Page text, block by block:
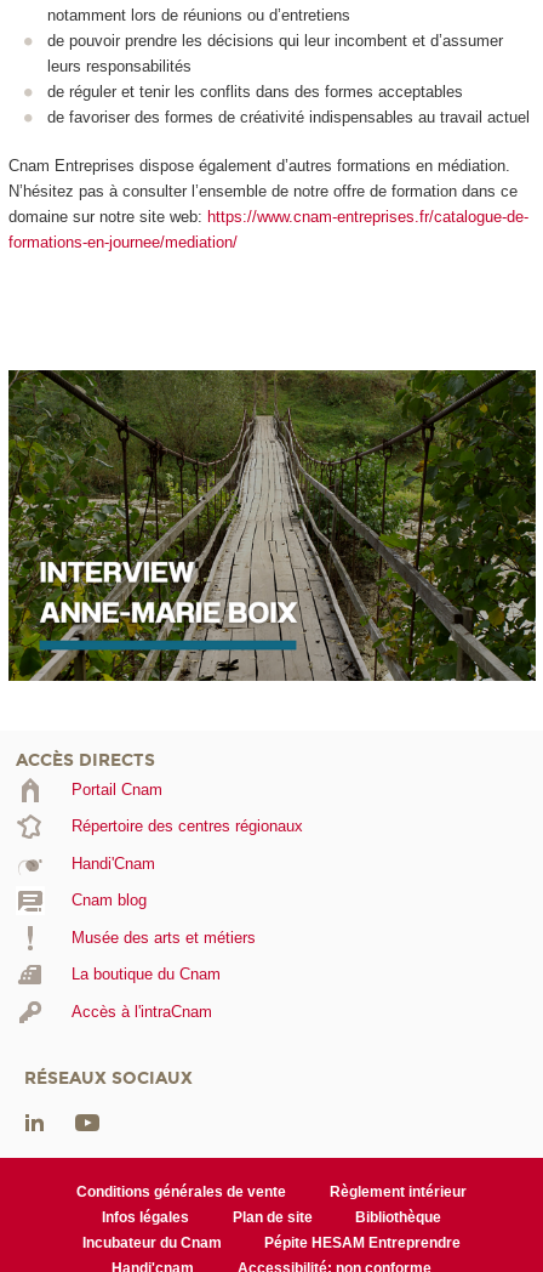
notamment lors de réunions ou d’entretiens
de pouvoir prendre les décisions qui leur incombent et d’assumer
leurs responsabilités
de réguler et tenir les conflits dans des formes acceptables
de favoriser des formes de créativité indispensables au travail actuel
Cnam Entreprises dispose également d’autres formations en médiation.
N’hésitez pas à consulter l’ensemble de notre offre de formation dans ce
domaine sur notre site web: https://www.cnam-entreprises.fr/catalogue-de-
formations-en-journee/mediation/
ACCÈS DIRECTS
Portail Cnam
Répertoire des centres régionaux
Handi'Cnam
Cnam blog
Musée des arts et métiers
La boutique du Cnam
Accès à l'intraCnam
RÉSEAUX SOCIAUX
Conditions générales de vente
Règlement intérieur
Infos légales
Plan de site
Bibliothèque
Incubateur du Cnam
Pépite HESAM Entreprendre